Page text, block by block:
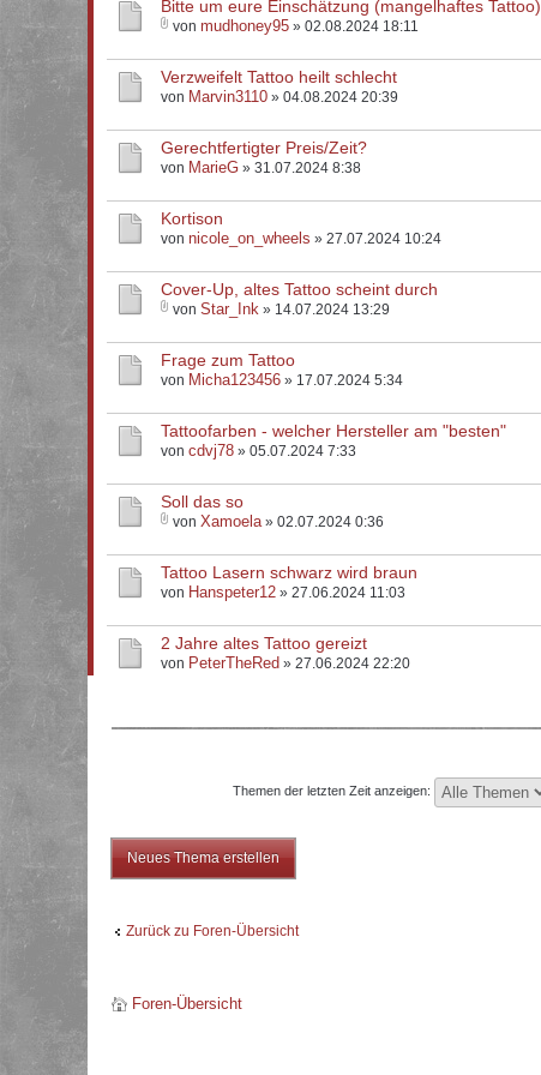
Bitte um eure Einschätzung (mangelhaftes Tattoo)
von mudhoney95 » 02.08.2024 18:11
Verzweifelt Tattoo heilt schlecht
von Marvin3110 » 04.08.2024 20:39
Gerechtfertigter Preis/Zeit?
von MarieG » 31.07.2024 8:38
Kortison
von nicole_on_wheels » 27.07.2024 10:24
Cover-Up, altes Tattoo scheint durch
von Star_Ink » 14.07.2024 13:29
Frage zum Tattoo
von Micha123456 » 17.07.2024 5:34
Tattoofarben - welcher Hersteller am "besten"
von cdvj78 » 05.07.2024 7:33
Soll das so
von Xamoela» 02.07.2024 0:36
Tattoo Lasern schwarz wird braun
von Hanspeter12 » 27.06.2024 11:03
2 Jahre altes Tattoo gereizt
von PeterTheRed » 27.06.2024 22:20
Themen der letzten Zeit anzeigen:
Neues Thema erstellen
Zurück zu Foren-Übersicht
Foren-Übersicht